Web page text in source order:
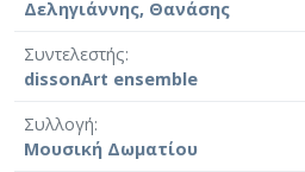
Δεληγιάννης, Θανάσης
Συντελεστής
dissonArt ensemble
Συλλογή
Μουσική Δωματίου